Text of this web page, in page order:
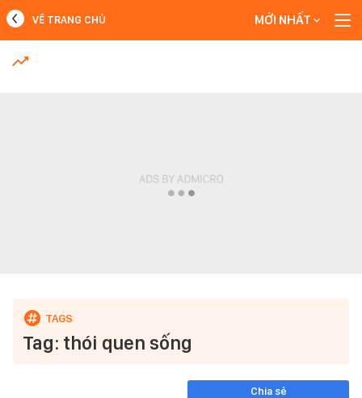
MỚI NHẤT
VỀ TRANG CHỦ MỚI NHẤT
Tag: thói quen sống
Chia sẻ